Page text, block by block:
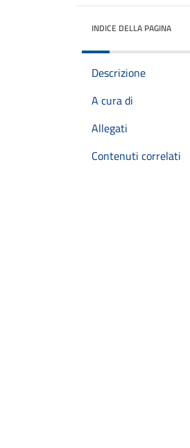
INDICE DELLA PAGINA
Descrizione
A cura di
Allegati
Contenuti correlati